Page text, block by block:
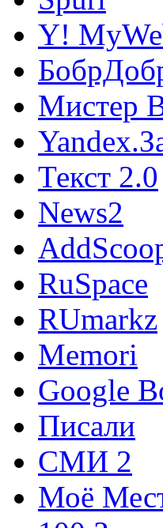
Y!
Мистер
Текст 2.0
News2
RuSpace
RUmarkz
Memori
Google
Писали
СМИ 2
Моё